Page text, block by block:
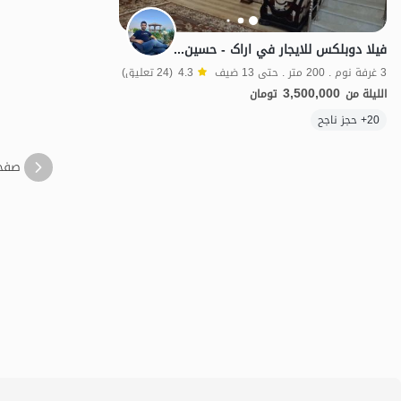
فيلا دوبلكس للايجار في اراک - حسين آباد
3 غرفة نوم . 200 متر . حتى 13 ضيف 4.3 (24 تعليق)
الليلة من 3,500,000 تومان
20+ حجز ناجح